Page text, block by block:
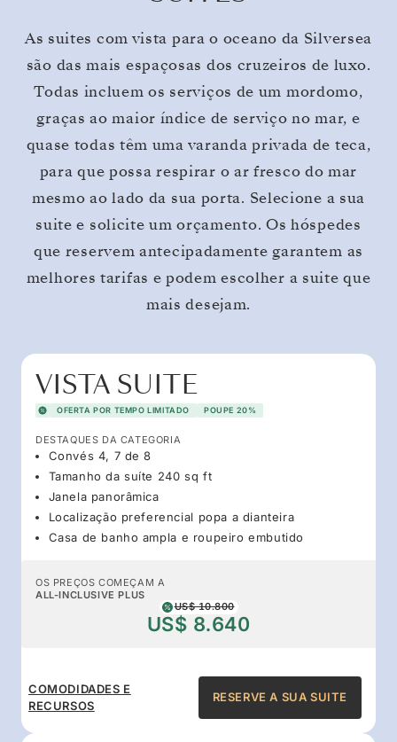
As suites com vista para o oceano da Silversea
são das mais espaçosas dos cruzeiros de luxo.
Todas incluem os serviços de um mordomo,
graças ao maior índice de serviço no mar, e
quase todas têm uma varanda privada de teca,
para que possa respirar o ar fresco do mar
mesmo ao lado da sua porta. Selecione a sua
suite e solicite um orçamento. Os hóspedes
que reservem antecipadamente garantem as
melhores tarifas e podem escolher a suite que
mais desejam.
VISTA SUITE
OFERTA POR TEMPO LIMITADO POUPE 20%
DESTAQUES DA CATEGORIA
Convés 4, 7 de 8
Tamanho da suíte 240 sq ft
Janela panorâmica
Localização preferencial popa a dianteira
Casa de banho ampla e roupeiro embutido
OS PREÇOS COMEÇAM A
ALL-INCLUSIVE PLUS
US$ 10.800
US$ 8.640
COMODIDADES E
RECURSOS
RESERVE A SUA SUITE